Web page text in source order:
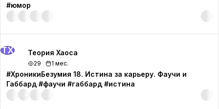
#юмор
ТХ Теория Хаоса
29 1 мес.
#ХроникиБезумия 18. Истина за карьеру. Фаучи и
Габбард #фаучи #габбард #истина